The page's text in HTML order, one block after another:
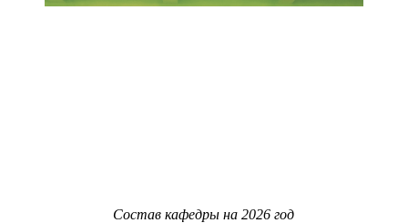
Состав кафедры на 2026 год